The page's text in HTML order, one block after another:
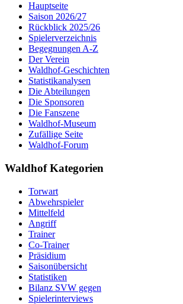
Hauptseite
Saison 2026/27
Rückblick 2025/26
Spielerverzeichnis
Begegnungen A-Z
Der Verein
Waldhof-Geschichten
Statistikanalysen
Die Abteilungen
Die Sponsoren
Die Fanszene
Waldhof-Museum
Zufällige Seite
Waldhof-Forum
Waldhof Kategorien
Torwart
Abwehrspieler
Mittelfeld
Angriff
Trainer
Co-Trainer
Präsidium
Saisonübersicht
Statistiken
Bilanz SVW gegen
Spielerinterviews